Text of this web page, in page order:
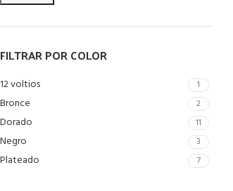
FILTRAR POR COLOR
12 voltios 1
Bronce 2
Dorado 11
Negro 3
Plateado 7